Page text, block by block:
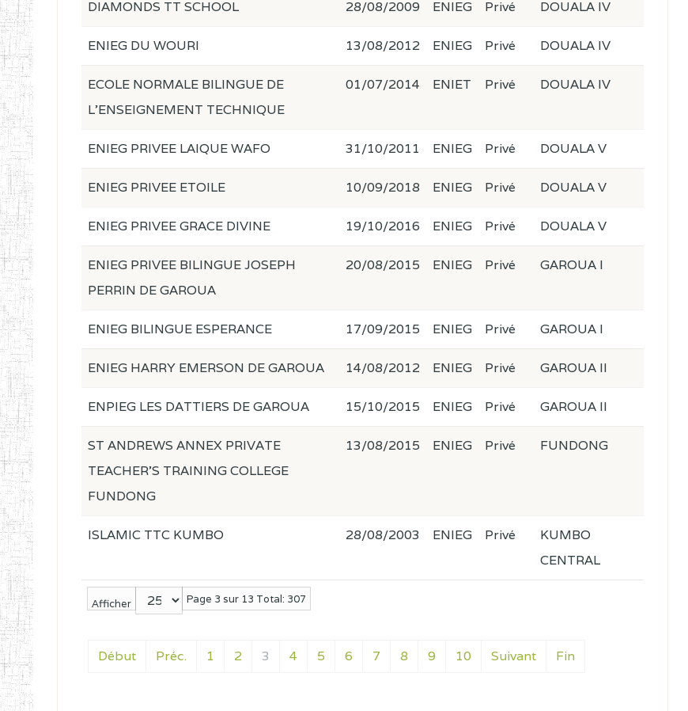
Afficher Page 3 sur 13 Total: 307
Début Préc. 1 2 3 4 5 6 7 8 9 10 Suivant Fin
DIAMONDS TT SCHOOL 28/08/2009 ENIEG Privé DOUALA IV
ENIEG DU WOURI 13/08/2012 ENIEG Privé DOUALA IV
ECOLE NORMALE BILINGUE DE
L'ENSEIGNEMENT TECHNIQUE
01/07/2014 ENIET Privé DOUALA IV
ENIEG PRIVEE LAIQUE WAFO 31/10/2011 ENIEG Privé DOUALA V
ENIEG PRIVEE ETOILE 10/09/2018 ENIEG Privé DOUALA V
ENIEG PRIVEE GRACE DIVINE 19/10/2016 ENIEG Privé DOUALA V
ENIEG PRIVEE BILINGUE JOSEPH
PERRIN DE GAROUA
20/08/2015 ENIEG Privé GAROUA I
ENIEG BILINGUE ESPERANCE 17/09/2015 ENIEG Privé GAROUA I
ENIEG HARRY EMERSON DE GAROUA 14/08/2012 ENIEG Privé GAROUA II
ENPIEG LES DATTIERS DE GAROUA 15/10/2015 ENIEG Privé GAROUA II
ST ANDREWS ANNEX PRIVATE
TEACHER'S TRAINING COLLEGE
FUNDONG
13/08/2015 ENIEG Privé FUNDONG
ISLAMIC TTC KUMBO 28/08/2003 ENIEG Privé
KUMBO
CENTRAL